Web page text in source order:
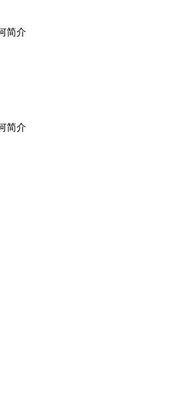
简介
简介